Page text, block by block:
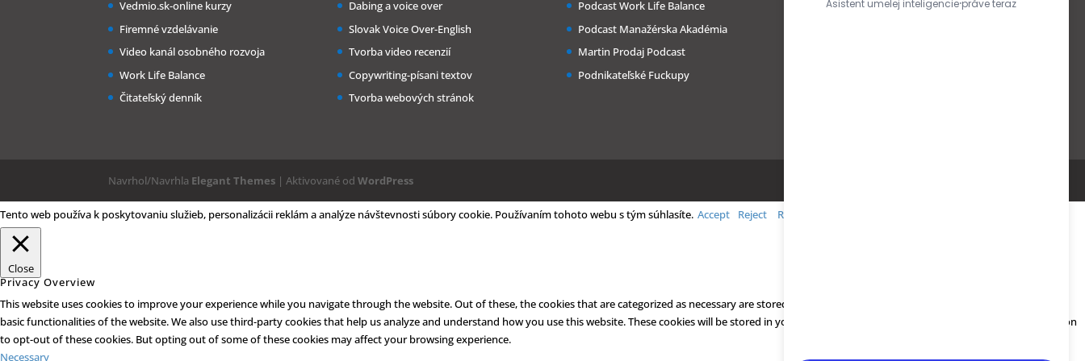
Vedmio.sk-online kurzy
Firemné vzdelávanie
Video kanál osobného rozvoja
Work Life Balance
Čitateľský denník
Dabing a voice over
Slovak Voice Over-English
Tvorba video recenzií
Copywriting-písani textov
Tvorba webových stránok
Podcast Work Life Balance
Podcast Manažérska Akadémia
Martin Prodaj Podcast
Podnikateľské Fuckupy
Obchodné podmienky
Navrhol/Navrhla Elegant Themes | Aktivované odWordPress
Tento web používa k poskytovaniu služieb, personalizácii reklám a analýze návštevnosti súbory cookie. Používaním tohoto webu s tým súhlasíte. Accept Reject Read More
Close
Privacy Overview
This website uses cookies to improve your experience while you navigate through the website. Out of these, the cookies that are categorized as necessary are stored on your browser as they are essential for the working of
basic functionalities of the website. We also use third-party cookies that help us analyze and understand how you use this website. These cookies will be stored in your browser only with your consent. You also have the option
to opt-out of these cookies. But opting out of some of these cookies may affect your browsing experience.
Necessary